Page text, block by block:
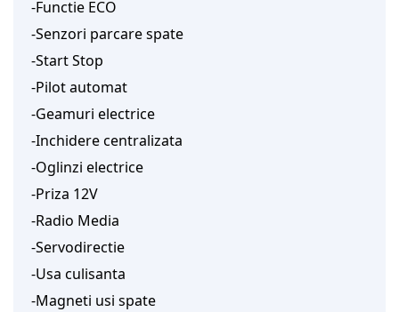
-Functie ECO
-Senzori parcare spate
-Start Stop
-Pilot automat
-Geamuri electrice
-Inchidere centralizata
-Oglinzi electrice
-Priza 12V
-Radio Media
-Servodirectie
-Usa culisanta
-Magneti usi spate